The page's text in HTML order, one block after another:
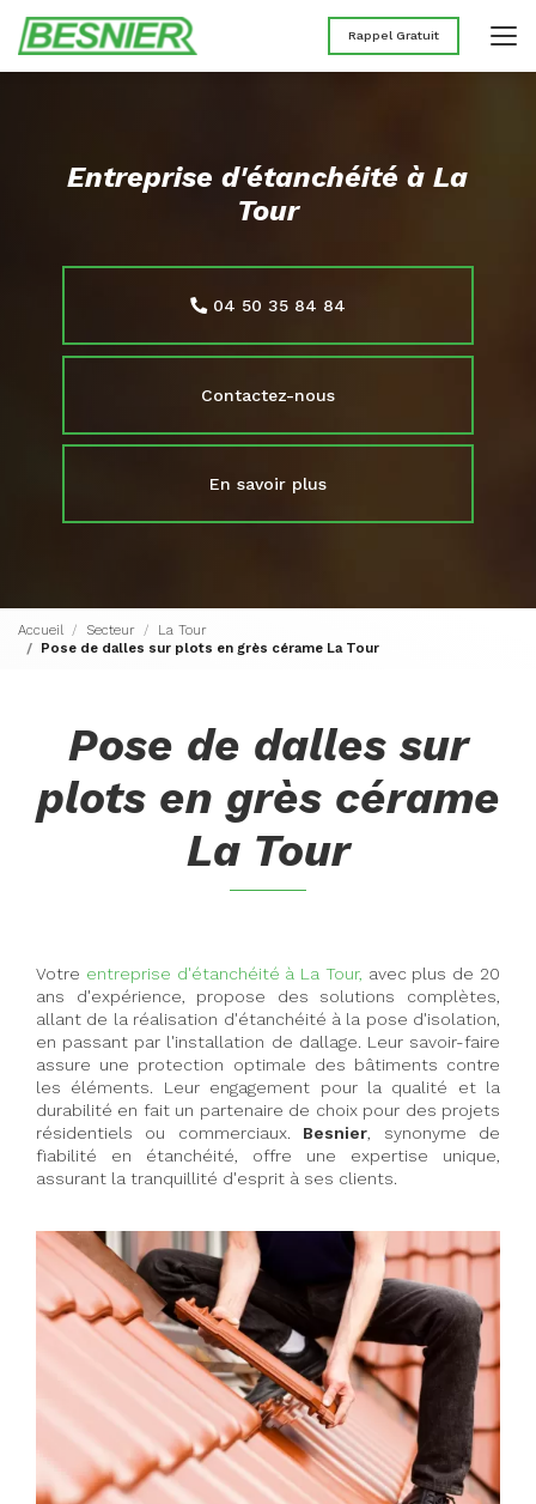
contenu
Rappel Gratuit
Entreprise d'étanchéité à La
Tour
04 50 35 84 84
Contactez-nous
En savoir plus
Accueil Secteur
La Tour
Pose de dalles sur plots en grès cérame La Tour
Pose de dalles sur
plots en grès cérame
La Tour
Votre entreprise d'étanchéité à La Tour, avec plus de 20
ans d'expérience, propose des solutions complètes,
allant de la réalisation d'étanchéité à la pose d'isolation,
en passant par l'installation de dallage. Leur savoir-faire
assure une protection optimale des bâtiments contre
les éléments. Leur engagement pour la qualité et la
durabilité en fait un partenaire de choix pour des projets
résidentiels ou commerciaux. Besnier, synonyme de
fiabilité en étanchéité, offre une expertise unique,
assurant la tranquillité d'esprit à ses clients.